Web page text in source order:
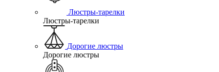
Люстры-тарелки
Люстры-тарелки
Дорогие люстры
Дорогие люстры